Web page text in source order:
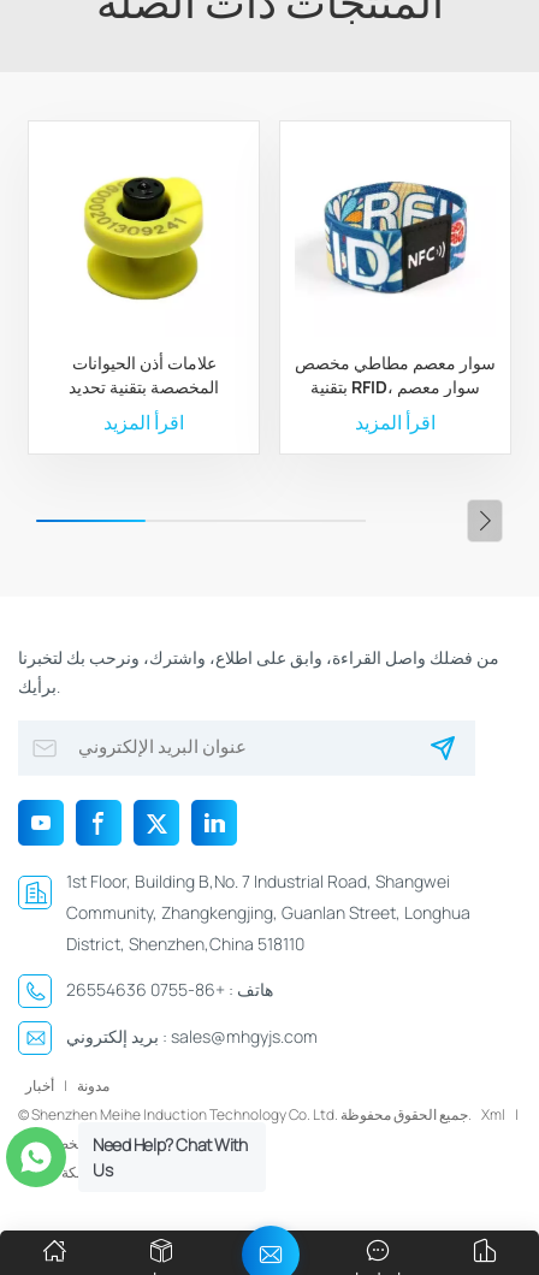
علامات أذن الحيوانات
المخصصة بتقنية تحديد
الترددات الراديوية لإدارة
الثروة الحيوانية والمزارع
اقرأ المزيد
سوار معصم مطاطي مخصص
بتقنية RFID، سوار معصم
مطاطي من البوليستر بتقنية
RFID مخصص
اقرأ المزيد
من فضلك واصل القراءة، وابق على اطلاع، واشترك، ونرحب بك لتخبرنا
1st Floor, Building B,No. 7 Industrial Road, Shangwei
Community, Zhangkengjing, Guanlan Street, Longhua
District, Shenzhen,China 518110
هاتف : +86-0755 26554636
بريد إلكتروني : sales@mhgyjs.com
مدونة | أخبار
© Shenzhen Meihe Induction Technology Co. Ltd. جميع الحقوق محفوظة. Xml |
سياسة الخصوصيةNeed Help? Chat With
Us